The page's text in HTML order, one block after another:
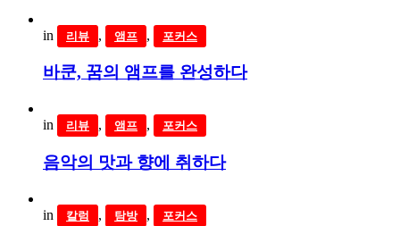
in 리뷰 , 앰프 , 포커스
바쿤, 꿈의 앰프를 완성하다
in 리뷰 , 앰프 , 포커스
음악의 맛과 향에 취하다
in 칼럼 , 탐방 , 포커스